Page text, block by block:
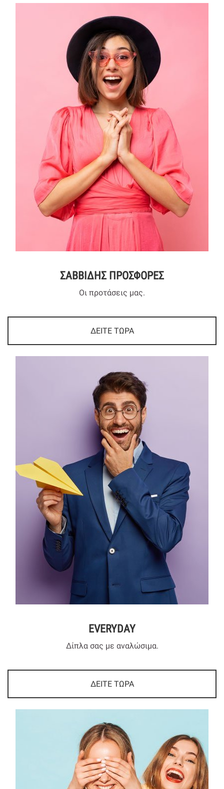
ΣΑΒΒΙΔΗΣ ΠΡΟΣΦΟΡΕΣ
Οι προτάσεις μας.
ΔΕΙΤΕ ΤΩΡΑ
EVERYDAY
Δίπλα σας με αναλώσιμα.
ΔΕΙΤΕ ΤΩΡΑ